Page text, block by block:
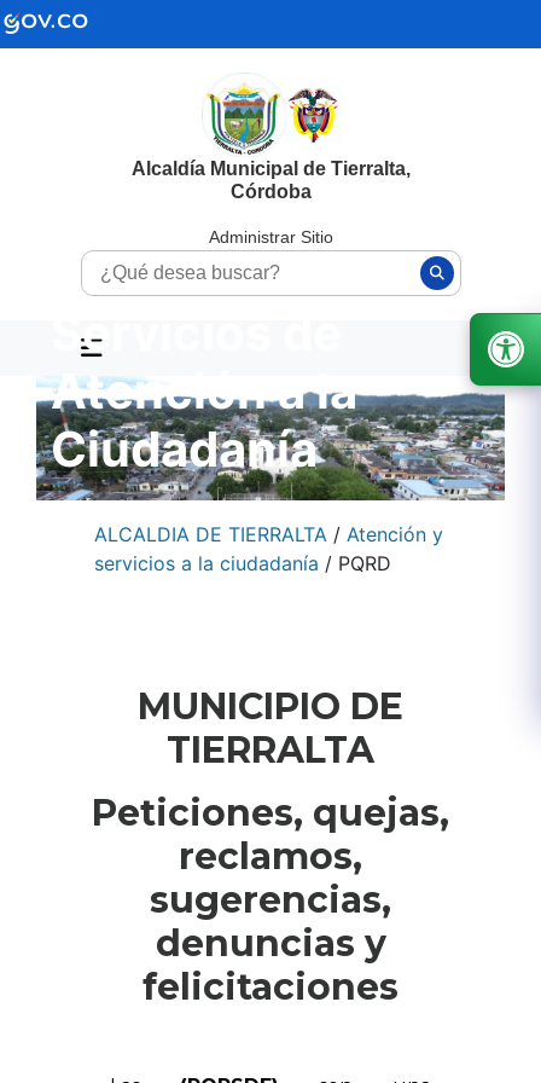
Alcaldía Municipal de Tierralta,
Córdoba
Administrar Sitio
Servicios de
Atención a la
Ciudadanía
ALCALDIA DE TIERRALTA / Atención y
servicios a la ciudadanía / PQRD